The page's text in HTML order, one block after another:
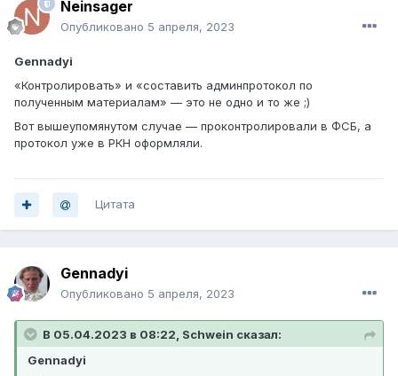
Neinsager
Опубликовано 5 апреля, 2023
Gennadyi
«Контролировать» и «составить админпротокол по
полученным материалам» — это не одно и то же ;)
Вот вышеупомянутом случае — проконтролировали в ФСБ, а
протокол уже в РКН оформляли.
Цитата
Gennadyi
Опубликовано 5 апреля, 2023
В 05.04.2023 в 08:22, Schwein сказал:
Gennadyi